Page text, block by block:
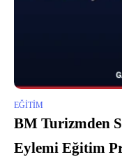
EĞITIM
BM Turizmden
Eylemi Eğitim